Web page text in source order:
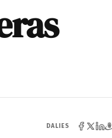
DALIES